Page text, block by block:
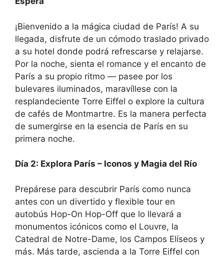
¡Bienvenido a la mágica ciudad de París! A su
llegada, disfrute de un cómodo traslado privado
a su hotel donde podrá refrescarse y relajarse.
Por la noche, sienta el romance y el encanto de
París a su propio ritmo — pasee por los
bulevares iluminados, maravíllese con la
resplandeciente Torre Eiffel o explore la cultura
de cafés de Montmartre. Es la manera perfecta
de sumergirse en la esencia de París en su
primera noche.
Día 2: Explora París – Iconos y Magia del Río
Prepárese para descubrir París como nunca
antes con un divertido y flexible tour en
autobús Hop-On Hop-Off que lo llevará a
monumentos icónicos como el Louvre, la
Catedral de Notre-Dame, los Campos Elíseos y
más. Más tarde, ascienda a la Torre Eiffel con